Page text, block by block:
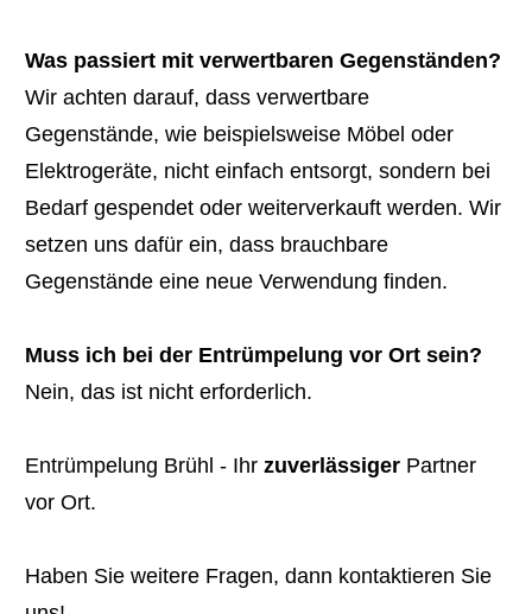
Was passiert mit verwertbaren Gegenständen?
Wir achten darauf, dass verwertbare
Gegenstände, wie beispielsweise Möbel oder
Elektrogeräte, nicht einfach entsorgt, sondern bei
Bedarf gespendet oder weiterverkauft werden. Wir
setzen uns dafür ein, dass brauchbare
Gegenstände eine neue Verwendung finden.
Muss ich bei der Entrümpelung vor Ort sein?
Nein, das ist nicht erforderlich.
Entrümpelung Brühl - Ihr zuverlässiger Partner
vor Ort.
Haben Sie weitere Fragen, dann kontaktieren Sie